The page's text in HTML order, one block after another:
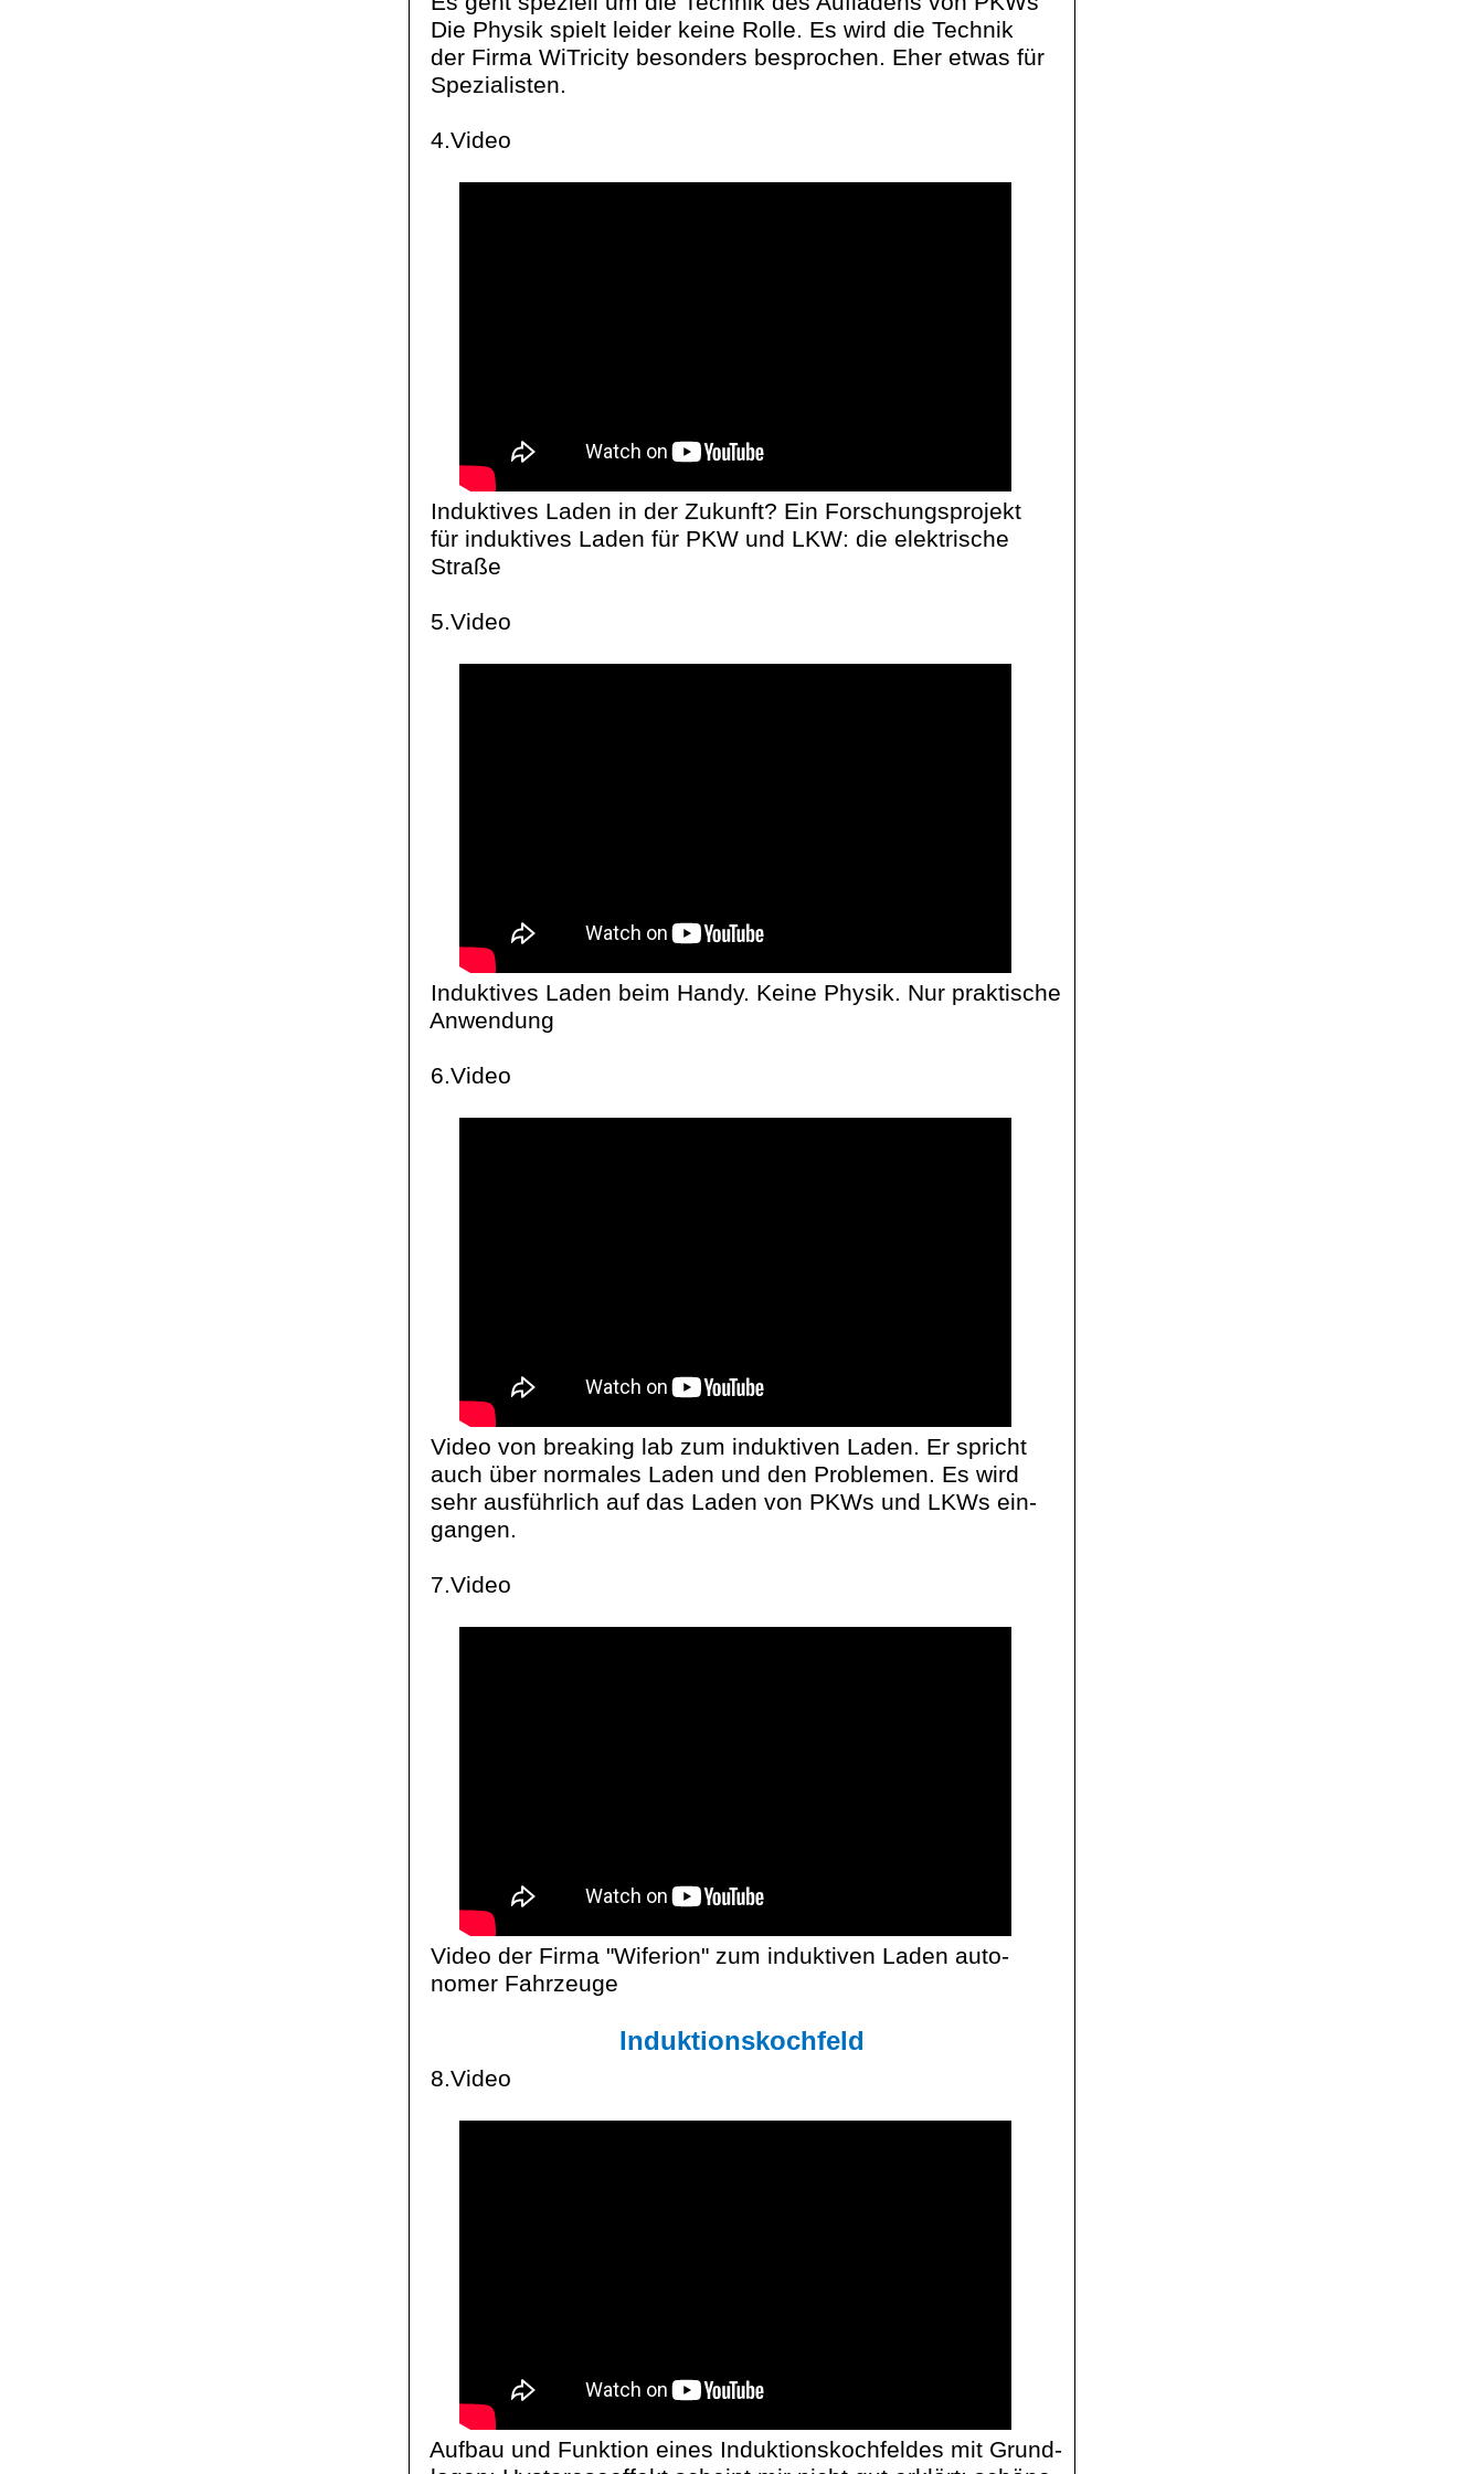
Die Physik spielt leider keine Rolle. Es wird die Technik
der Firma WiTricity besonders besprochen. Eher etwas für
Spezialisten.
4.Video
Induktives Laden in der Zukunft? Ein Forschungsprojekt
für induktives Laden für PKW und LKW: die elektrische
Straße
5.Video
Induktives Laden beim Handy. Keine Physik. Nur praktische
Anwendung
6.Video
Video von breaking lab zum induktiven Laden. Er spricht
auch über normales Laden und den Problemen. Es wird
sehr ausführlich auf das Laden von PKWs und LKWs ein-
gangen.
7.Video
Video der Firma "Wiferion" zum induktiven Laden auto-
nomer Fahrzeuge
Induktionskochfeld
8.Video
Aufbau und Funktion eines Induktionskochfeldes mit Grund-